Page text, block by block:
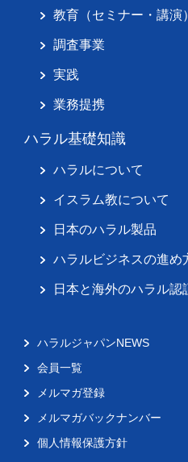
教育（セミナー・講演）
調査事業
実践
業務提携
ハラル基礎知識
ハラルについて
イスラム教について
日本のハラル製品
ハラルビジネスの進め
日本と海外のハラル認
ハラルジャパンNEWS
会員一覧
メルマガ登録
メルマガバックナンバー
個人情報保護方針